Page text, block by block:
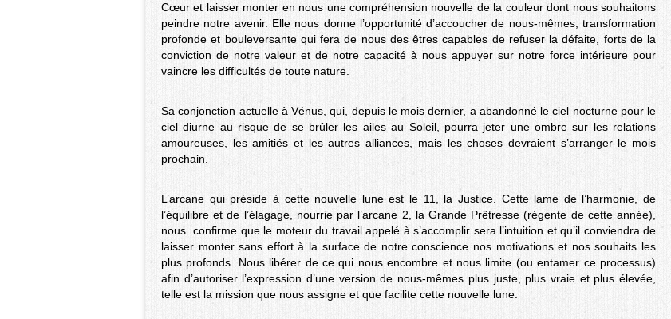
Cœur et laisser monter en nous une compréhension nouvelle de la couleur dont nous souhaitons
peindre notre avenir. Elle nous donne l’opportunité d’accoucher de nous-mêmes, transformation
profonde et bouleversante qui fera de nous des êtres capables de refuser la défaite, forts de la
conviction de notre valeur et de notre capacité à nous appuyer sur notre force intérieure pour
vaincre les difficultés de toute nature.
Sa conjonction actuelle à Vénus, qui, depuis le mois dernier, a abandonné le ciel nocturne pour le
ciel diurne au risque de se brûler les ailes au Soleil, pourra jeter une ombre sur les relations
amoureuses, les amitiés et les autres alliances, mais les choses devraient s’arranger le mois
prochain.
L’arcane qui préside à cette nouvelle lune est le 11, la Justice. Cette lame de l’harmonie, de
l’équilibre et de l’élagage, nourrie par l’arcane 2, la Grande Prêtresse (régente de cette année),
nous confirme que le moteur du travail appelé à s’accomplir sera l’intuition et qu’il conviendra de
laisser monter sans effort à la surface de notre conscience nos motivations et nos souhaits les
plus profonds. Nous libérer de ce qui nous encombre et nous limite (ou entamer ce processus)
afin d’autoriser l’expression d’une version de nous-mêmes plus juste, plus vraie et plus élevée,
telle est la mission que nous assigne et que facilite cette nouvelle lune.